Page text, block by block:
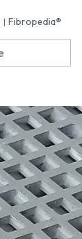
Fibropedia®